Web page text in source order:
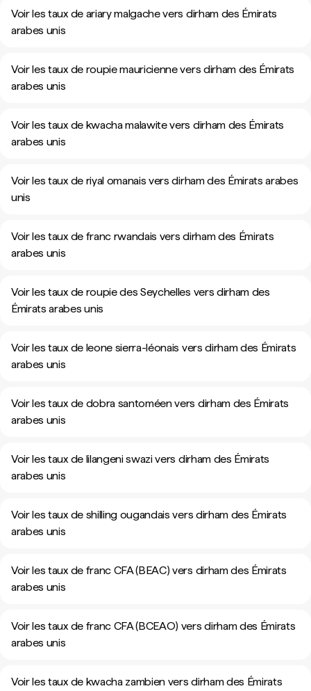
Voir les taux de ariary malgache vers dirham des Émirats
arabes unis
Voir les taux de roupie mauricienne vers dirham des Émirats
arabes unis
Voir les taux de kwacha malawite vers dirham des Émirats
arabes unis
Voir les taux de riyal omanais vers dirham des Émirats arabes
unis
Voir les taux de franc rwandais vers dirham des Émirats
arabes unis
Voir les taux de roupie des Seychelles vers dirham des
Émirats arabes unis
Voir les taux de leone sierra-léonais vers dirham des Émirats
arabes unis
Voir les taux de dobra santoméen vers dirham des Émirats
arabes unis
Voir les taux de lilangeni swazi vers dirham des Émirats
arabes unis
Voir les taux de shilling ougandais vers dirham des Émirats
arabes unis
Voir les taux de franc CFA (BEAC) vers dirham des Émirats
arabes unis
Voir les taux de franc CFA (BCEAO) vers dirham des Émirats
arabes unis
Voir les taux de kwacha zambien vers dirham des Émirats